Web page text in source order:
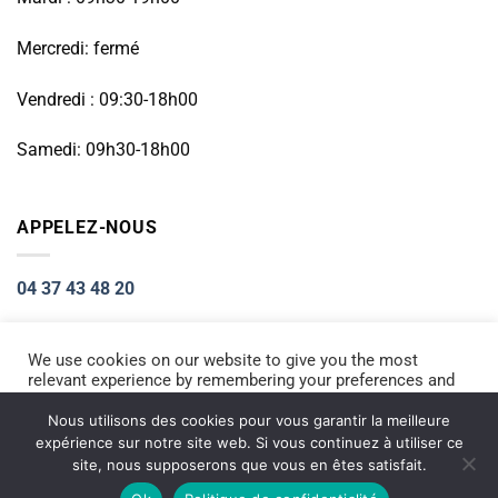
Mercredi: fermé
Vendredi : 09:30-18h00
Samedi: 09h30-18h00
APPELEZ-NOUS
04 37 43 48 20
Visa PayPal Stripe MasterCardCash
On
Delivery
ACCUEIL
RÉPARATION PETIT ÉLECTROMÉNAGER
RÉPARATION TÉLÉPHONIE
INFORMATIQUE NOS PRODUITS NEUFS
Copyright 2026 ©Electromarket
We use cookies on our website to give you the most
relevant experience by remembering your preferences and
use of ALL the cookies. However, you may visit "Cookie
Settings" to provide a controlled consent.
Cookie Settings Accept All
Nous utilisons des cookies pour vous garantir la meilleure
expérience sur notre site web. Si vous continuez à utiliser ce
site, nous supposerons que vous en êtes satisfait.